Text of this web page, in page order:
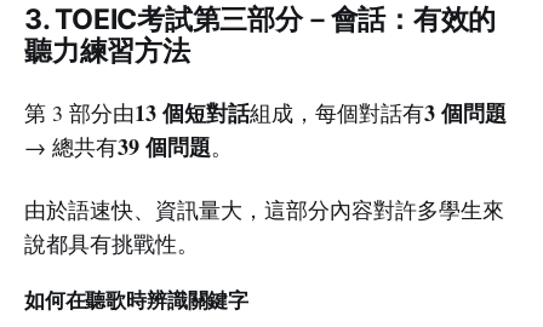
3. TOEIC考試第三部分－會話：有效的
聽力練習方法
第 3 部分由13 個短對話組成，每個對話有3 個問題
→ 總共有39 個問題。
由於語速快、資訊量大，這部分內容對許多學生來
說都具有挑戰性。
如何在聽歌時辨識關鍵字